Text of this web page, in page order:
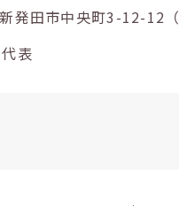
新潟県新発田市中央町3-12-12（
代表